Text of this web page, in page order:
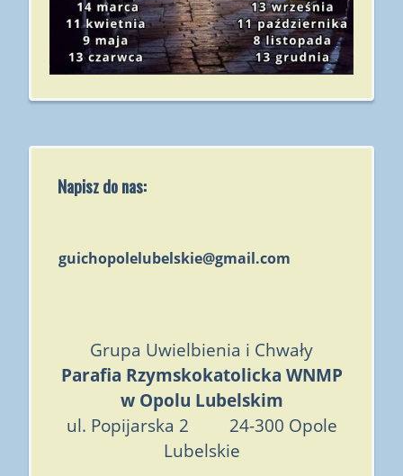
Napisz do nas:
guichopolelubelskie@gmail.com
Grupa Uwielbienia i Chwały
Parafia Rzymskokatolicka WNMP
w Opolu Lubelskim
ul. Popijarska 2 24-300 Opole
Lubelskie